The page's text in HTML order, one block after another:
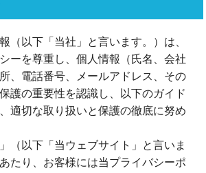
（以下「当社」と言います。）は、
ーを尊重し、個人情報（氏名、会社
、電話番号、メールアドレス、その
護の重要性を認識し、以下のガイド
適切な取り扱いと保護の徹底に努め
（以下「当ウェブサイト」と言いま
たり、お客様には当プライバシーポ